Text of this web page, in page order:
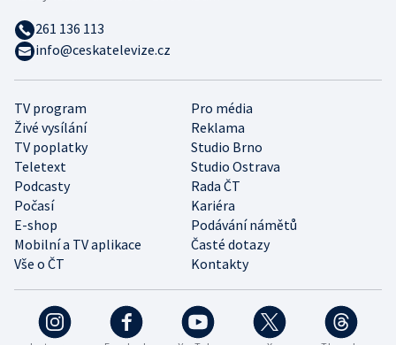
TV program
Pro média
Živé vysílání
Reklama
TV poplatky
Studio Brno
Teletext
Studio Ostrava
Podcasty
Rada ČT
Počasí
Kariéra
E-shop
Podávání námětů
Mobilní a TV aplikace
Časté dotazy
Vše o ČT
Kontakty
261 136 113
info@ceskatelevize.cz